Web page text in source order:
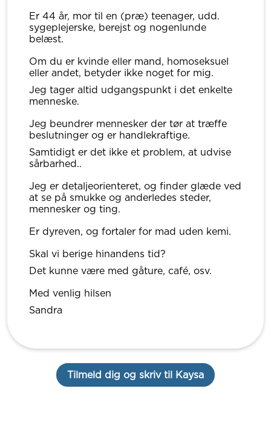
Er 44 år, mor til en (præ) teenager, udd.
sygeplejerske, berejst og nogenlunde
belæst.
Om du er kvinde eller mand, homoseksuel
eller andet, betyder ikke noget for mig.
Jeg tager altid udgangspunkt i det enkelte
menneske.
Jeg beundrer mennesker der tør at træffe
beslutninger og er handlekraftige.
Samtidigt er det ikke et problem, at udvise
sårbarhed..
Jeg er detaljeorienteret, og finder glæde ved
at se på smukke og anderledes steder,
mennesker og ting.
Er dyreven, og fortaler for mad uden kemi.
Skal vi berige hinandens tid?
Det kunne være med gåture, café, osv.
Med venlig hilsen
Sandra
Tilmeld dig og skriv til Kaysa